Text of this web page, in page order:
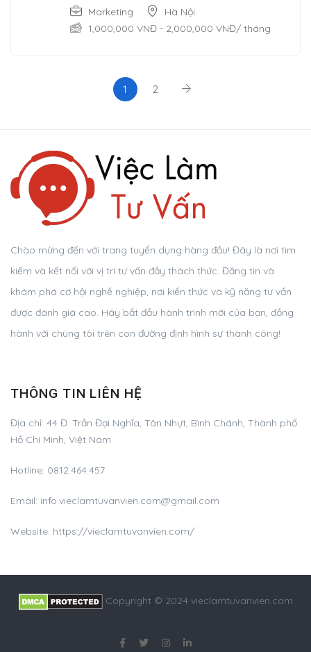
Marketing
Hà Nội
1,000,000 VNĐ - 2,000,000 VNĐ/ tháng
1 2
Chào mừng đến với trang tuyển dụng hàng đầu! Đây là nơi tìm
kiếm và kết nối với vị trí tư vấn đầy thách thức. Đăng tin và
khám phá cơ hội nghề nghiệp, nơi kiến thức và kỹ năng tư vấn
được đánh giá cao. Hãy bắt đầu hành trình mới của bạn, đồng
hành với chúng tôi trên con đường định hình sự thành công!
THÔNG TIN LIÊN HỆ
Địa chỉ: 44 Đ. Trần Đại Nghĩa, Tân Nhựt, Bình Chánh, Thành phố
Hồ Chí Minh, Việt Nam
Hotline: 0812.464.457
Email: info.vieclamtuvanvien.com@gmail.com
Website: https://vieclamtuvanvien.com/
Copyright © 2024 vieclamtuvanvien.com